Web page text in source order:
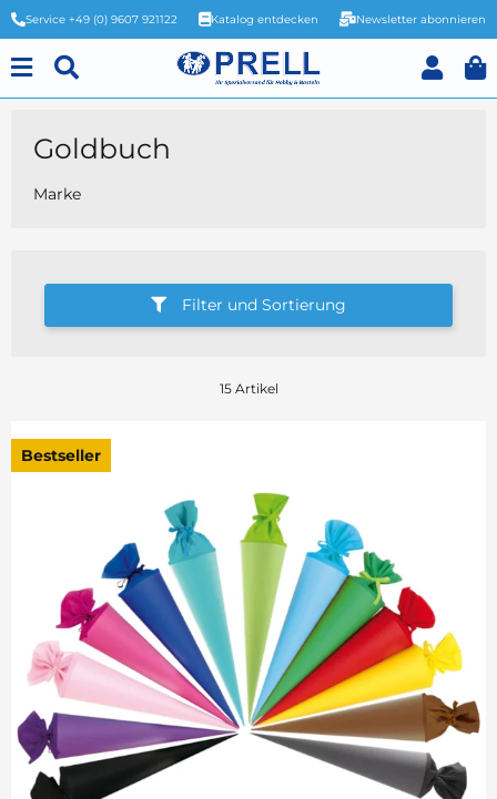
Service +49 (0) 9607 921122 Katalog entdecken Newsletter abonnieren
Goldbuch
Marke
Filter und Sortierung
15 Artikel
Bestseller